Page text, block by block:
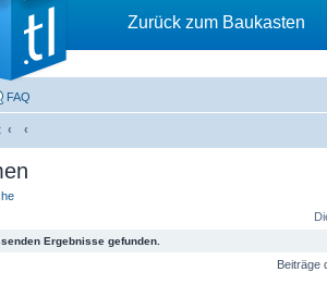
Zurück zum Baukasten
FAQ
Ergebnisse gefunden.
Beiträge